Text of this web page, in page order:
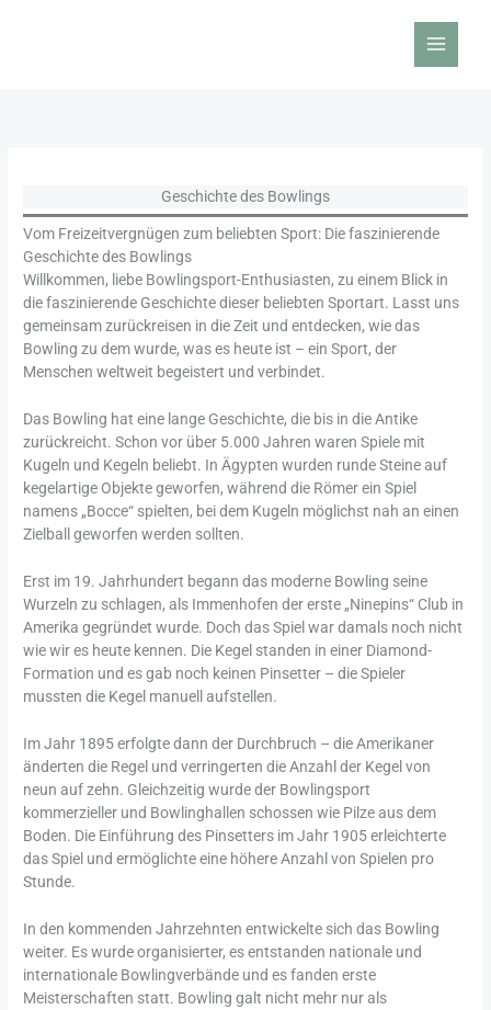
Geschichte des Bowlings
Vom Freizeitvergnügen zum beliebten Sport: Die faszinierende
Geschichte des Bowlings
Willkommen, liebe Bowlingsport-Enthusiasten, zu einem Blick in
die faszinierende Geschichte dieser beliebten Sportart. Lasst uns
gemeinsam zurückreisen in die Zeit und entdecken, wie das
Bowling zu dem wurde, was es heute ist – ein Sport, der
Menschen weltweit begeistert und verbindet.
Das Bowling hat eine lange Geschichte, die bis in die Antike
zurückreicht. Schon vor über 5.000 Jahren waren Spiele mit
Kugeln und Kegeln beliebt. In Ägypten wurden runde Steine auf
kegelartige Objekte geworfen, während die Römer ein Spiel
namens „Bocce“ spielten, bei dem Kugeln möglichst nah an einen
Zielball geworfen werden sollten.
Erst im 19. Jahrhundert begann das moderne Bowling seine
Wurzeln zu schlagen, als Immenhofen der erste „Ninepins“ Club in
Amerika gegründet wurde. Doch das Spiel war damals noch nicht
wie wir es heute kennen. Die Kegel standen in einer Diamond-
Formation und es gab noch keinen Pinsetter – die Spieler
mussten die Kegel manuell aufstellen.
Im Jahr 1895 erfolgte dann der Durchbruch – die Amerikaner
änderten die Regel und verringerten die Anzahl der Kegel von
neun auf zehn. Gleichzeitig wurde der Bowlingsport
kommerzieller und Bowlinghallen schossen wie Pilze aus dem
Boden. Die Einführung des Pinsetters im Jahr 1905 erleichterte
das Spiel und ermöglichte eine höhere Anzahl von Spielen pro
Stunde.
In den kommenden Jahrzehnten entwickelte sich das Bowling
weiter. Es wurde organisierter, es entstanden nationale und
internationale Bowlingverbände und es fanden erste
Meisterschaften statt. Bowling galt nicht mehr nur als